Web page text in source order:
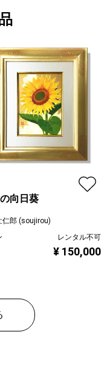
向日葵
仁郎 (soujirou)
レンタル不可
¥ 150,000